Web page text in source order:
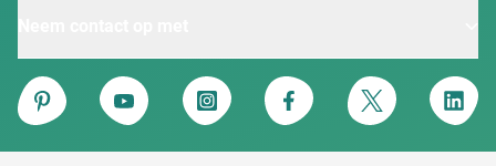
Van Heijster
Pinterest
YouTube Instagram Facebook Twitter